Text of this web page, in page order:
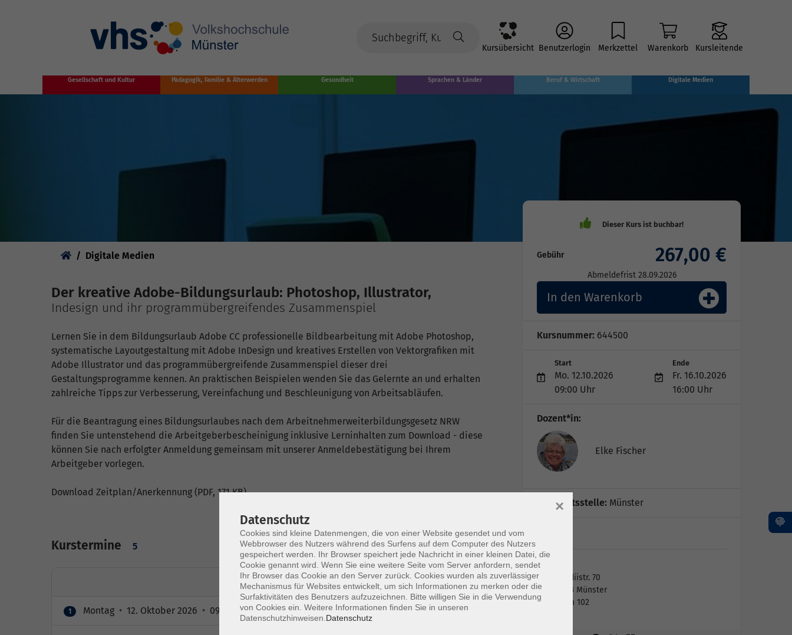
Kursübersicht Benutzerlogin Merkzettel Warenkorb Kursleitende
Gesellschaft und Kultur Pädagogik, Familie & Älterwerden Gesundheit Sprachen & Länder Beruf & Wirtschaft Digitale Medien
Digitale Medien
Der kreative Adobe-Bildungsurlaub: Photoshop, Illustrator,
Indesign und ihr programmübergreifendes Zusammenspiel
Lernen Sie in dem Bildungsurlaub Adobe CC professionelle Bildbearbeitung mit Adobe Photoshop,
systematische Layoutgestaltung mit Adobe InDesign und kreatives Erstellen von Vektorgrafiken mit
Adobe Illustrator und das programmübergreifende Zusammenspiel dieser drei
Gestaltungsprogramme kennen. An praktischen Beispielen wenden Sie das Gelernte an und erhalten
zahlreiche Tipps zur Verbesserung, Vereinfachung und Beschleunigung von Arbeitsabläufen.
Für die Beantragung eines Bildungsurlaubes nach dem Arbeitnehmerweiterbildungsgesetz NRW
finden Sie untenstehend die Arbeitgeberbescheinigung inklusive Lerninhalten zum Download - diese
können Sie nach erfolgter Anmeldung gemeinsam mit unserer Anmeldebestätigung bei Ihrem
Arbeitgeber vorlegen.
Download Zeitplan/Anerkennung (PDF, 171 KB)
Kurstermine 5
Ort / Raum
1 Montag • 12. Oktober 2026 • 09:00 – 16:00 Uhr Raum 102
Gebühr 267,00 €
Abmeldefrist 28.09.2026
In den Warenkorb
Kursnummer: 644500
Start
Mo. 12.10.2026
09:00 Uhr
Ende
Fr. 16.10.2026
16:00 Uhr
Dozent*in:
Elke Fischer
Geschäftsstelle: Münster
Aegidiistr. 70
48143 Münster
Raum 102
Datenschutz
Cookies sind kleine Datenmengen, die von einer Website gesendet und vom
Webbrowser des Nutzers während des Surfens auf dem Computer des Nutzers
gespeichert werden. Ihr Browser speichert jede Nachricht in einer kleinen Datei, die
Cookie genannt wird. Wenn Sie eine weitere Seite vom Server anfordern, sendet
Ihr Browser das Cookie an den Server zurück. Cookies wurden als zuverlässiger
Mechanismus für Websites entwickelt, um sich Informationen zu merken oder die
Surfaktivitäten des Benutzers aufzuzeichnen. Bitte willigen Sie in die Verwendung
von Cookies ein. Weitere Informationen finden Sie in unseren
Datenschutzhinweisen. Datenschutz
×